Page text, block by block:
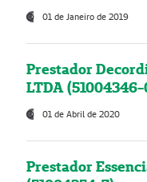
01 de Janeiro de 2019
Prestador
LTDA
01 de Abril de 2020
Prestador